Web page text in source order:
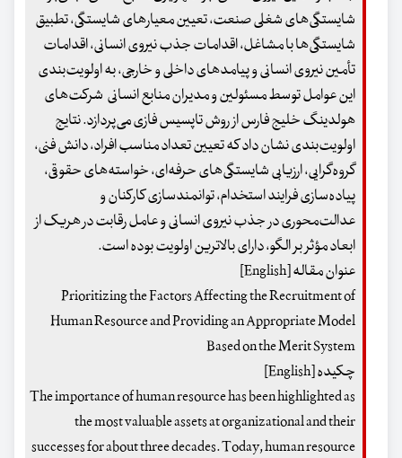
شایستگی‌های شغلی صنعت، تعیین معیارهای شایستگی، تطبیق
شایستگی‌ها با مشاغل، اقدامات جذب نیروی انسانی، اقدامات
تأمین نیروی انسانی و پیامدهای داخلی و خارجی، به اولویت‌بندی
این عوامل توسط مسئولین و مدیران منابع انسانی شرکت‌های
هولدینگ خلیج فارس از روش تاپسیس فازی می‌پردازد. نتایج
اولویت‌بندی نشان داد که تعیین تعداد مناسب افراد، دانش فنی،
گروه‌گرایی، ارزیابی شایستگی‌های حرفه‌ای، خواسته‌های حقوقی،
پیاده‌سازی فرایند استخدام، توانمندسازی کارکنان و
عدالت‌محوری در جذب نیروی انسانی و عامل رقابت در هریک از
ابعاد مؤثر بر الگو، دارای بالاترین اولویت بوده است.
عنوان مقاله [English]
Prioritizing the Factors Affecting the Recruitment of
Human Resource and Providing an Appropriate Model
Based on the Merit System
چکیده [English]
The importance of human resource has been highlighted as
the most valuable assets at organizational and their
successes for about three decades. Today, human resource